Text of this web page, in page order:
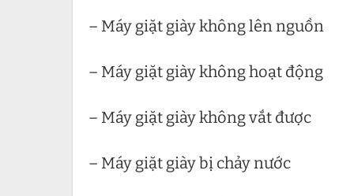
– Máy giặt giày không lên nguồn
– Máy giặt giày không hoạt động
– Máy giặt giày không vắt được
– Máy giặt giày bị chảy nước